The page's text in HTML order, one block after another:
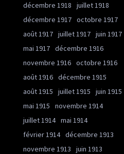
décembre 1918
juillet 1918
décembre 1917 octobre 1917
août 1917 juillet 1917 juin 1917
mai 1917 décembre 1916
novembre 1916 octobre 1916
août 1916 décembre 1915
août 1915
juillet 1915
juin 1915
mai 1915
novembre 1914
juillet 1914 mai 1914
février 1914 décembre 1913
novembre 1913
juin 1913